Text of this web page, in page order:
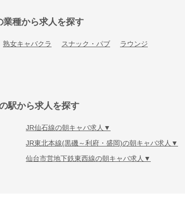
業種から求人を探す
熟女キャバクラ スナック・パブ
ラウンジ
駅から求人を探す
JR仙石線の朝キャバ求人
JR東北本線(黒磯～利府・盛岡)の朝キャバ求人
仙台市営地下鉄東西線の朝キャバ求人